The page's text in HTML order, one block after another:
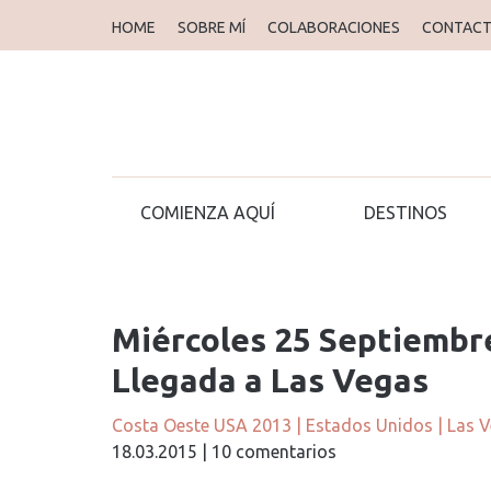
HOME SOBRE MÍ COLABORACIONES
COMIENZA AQUÍ DESTINOS
Miércoles 25
Llegada a Las Vegas
Costa Oeste USA 2013 Estados Unidos Las
18.03.2015
10 comentarios